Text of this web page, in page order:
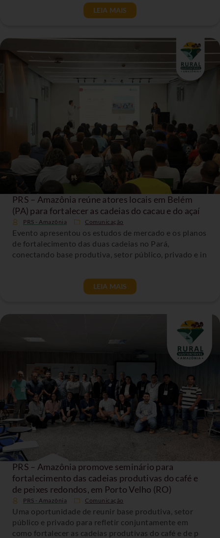
LEIA MAIS
PRS – Amazônia reúne atores locais em Belém
(PA) para fortalecer as cadeias do cacau e do açaí
PRS - Amazônia Comunicação
Evento apresentou os estudos de mercado e os planos
de fortalecimento das duas cadeias no Pará,
conectando base produtiva, setor público, privado e in
LEIA MAIS
PRS – Amazônia promove seminário para
fortalecimento das cadeias produtivas do café e
de peixes redondos, em Porto Velho (RO)
PRS - Amazônia Comunicação
Uma oportunidade de reunir base produtiva, setor
público e privado para refletir conjuntamente em
como fortalecer as cadeias produtivas do café e de p